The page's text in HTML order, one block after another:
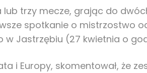
trzy mecze, grając do
spotkanie o mistrzostwo
Jastrzębiu (27 kwietnia o
i Europy, skomentował, że